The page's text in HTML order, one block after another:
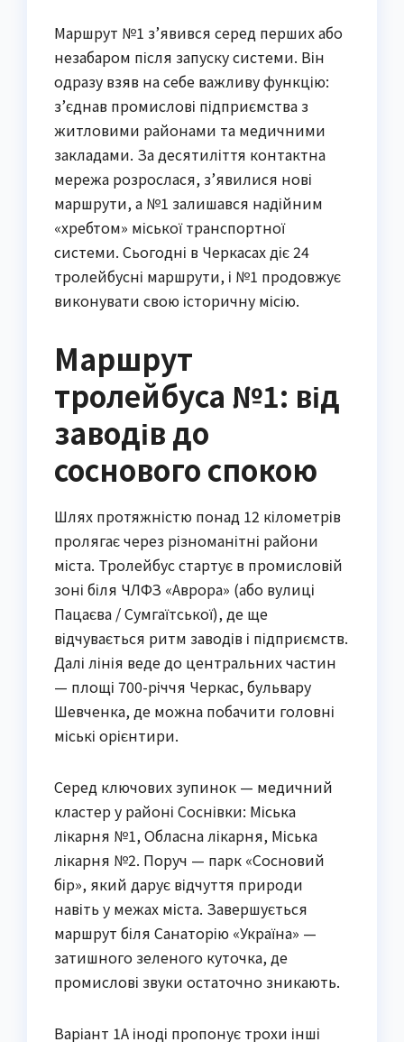
Маршрут №1 з’явився серед перших або
незабаром після запуску системи. Він
одразу взяв на себе важливу функцію:
з’єднав промислові підприємства з
житловими районами та медичними
закладами. За десятиліття контактна
мережа розрослася, з’явилися нові
маршрути, а №1 залишався надійним
«хребтом» міської транспортної
системи. Сьогодні в Черкасах діє 24
тролейбусні маршрути, і №1 продовжує
виконувати свою історичну місію.
Маршрут
тролейбуса №1: від
заводів до
соснового спокою
Шлях протяжністю понад 12 кілометрів
пролягає через різноманітні райони
міста. Тролейбус стартує в промисловій
зоні біля ЧЛФЗ «Аврора» (або вулиці
Пацаєва / Сумгаїтської), де ще
відчувається ритм заводів і підприємств.
Далі лінія веде до центральних частин
— площі 700-річчя Черкас, бульвару
Шевченка, де можна побачити головні
міські орієнтири.
Серед ключових зупинок — медичний
кластер у районі Соснівки: Міська
лікарня №1, Обласна лікарня, Міська
лікарня №2. Поруч — парк «Сосновий
бір», який дарує відчуття природи
навіть у межах міста. Завершується
маршрут біля Санаторію «Україна» —
затишного зеленого куточка, де
промислові звуки остаточно зникають.
Варіант 1А іноді пропонує трохи інші